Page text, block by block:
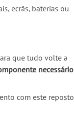
ecrãs, baterias ou
que tudo volte a
necessário
com este reposto